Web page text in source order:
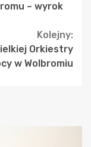
– wyrok
Kolejny:
Orkiestry
w Wolbromiu